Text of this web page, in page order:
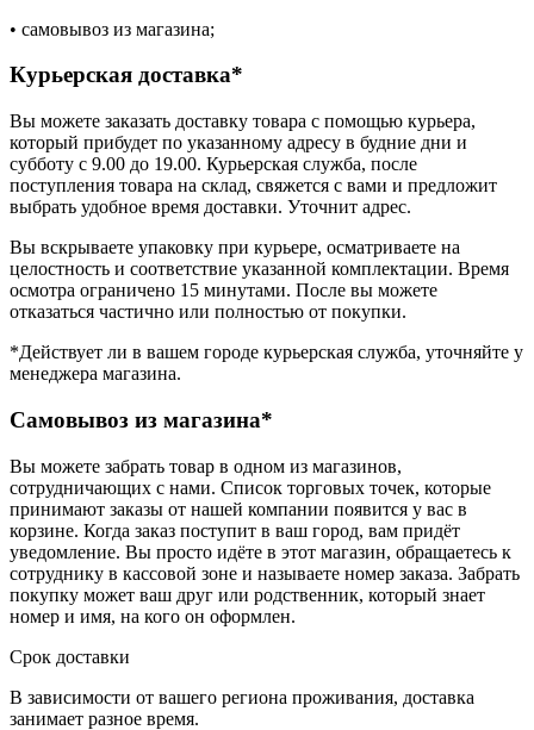
• самовывоз из магазина;
Курьерская доставка*
Вы можете заказать доставку товара с помощью курьера,
который прибудет по указанному адресу в будние дни и
субботу с 9.00 до 19.00. Курьерская служба, после
поступления товара на склад, свяжется с вами и предложит
выбрать удобное время доставки. Уточнит адрес.
Вы вскрываете упаковку при курьере, осматриваете на
целостность и соответствие указанной комплектации. Время
осмотра ограничено 15 минутами. После вы можете
отказаться частично или полностью от покупки.
*Действует ли в вашем городе курьерская служба, уточняйте у
менеджера магазина.
Самовывоз из магазина*
Вы можете забрать товар в одном из магазинов,
сотрудничающих с нами. Список торговых точек, которые
принимают заказы от нашей компании появится у вас в
корзине. Когда заказ поступит в ваш город, вам придёт
уведомление. Вы просто идёте в этот магазин, обращаетесь к
сотруднику в кассовой зоне и называете номер заказа. Забрать
покупку может ваш друг или родственник, который знает
номер и имя, на кого он оформлен.
Срок доставки
В зависимости от вашего региона проживания, доставка
занимает разное время.